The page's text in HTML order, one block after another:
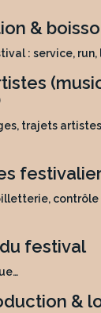
&
: service,
trajets
contrôle
festival
&